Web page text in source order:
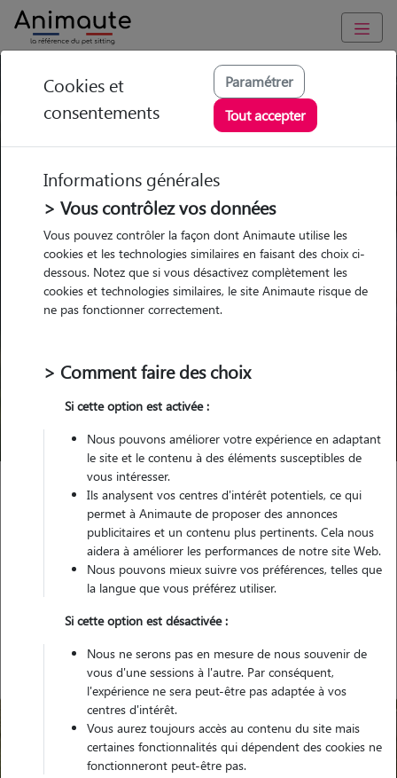
Trouvez votre gardien idéal !
Garde
chez le Pet Sitter
Garde
chez le Pet Sitter Visites
Visites
Pour quel animal ?
Trouver mon Pet Sitter
Garde animaux France
Pays-de-la-Loire
Loire-Atlantique
Basse-Goulaine
Nos gardiens à Basse-Goulaine
Cookies et
consentements
Paramétrer
Tout accepter
Informations générales
> Vous contrôlez vos données
Vous pouvez contrôler la façon dont Animaute utilise les
cookies et les technologies similaires en faisant des choix ci-
dessous. Notez que si vous désactivez complètement les
cookies et technologies similaires, le site Animaute risque de
ne pas fonctionner correctement.
> Comment faire des choix
Si cette option est activée :
Nous pouvons améliorer votre expérience en adaptant
le site et le contenu à des éléments susceptibles de
vous intéresser.
Ils analysent vos centres d'intérêt potentiels, ce qui
permet à Animaute de proposer des annonces
publicitaires et un contenu plus pertinents. Cela nous
aidera à améliorer les performances de notre site Web.
Nous pouvons mieux suivre vos préférences, telles que
la langue que vous préférez utiliser.
Si cette option est désactivée :
Nous ne serons pas en mesure de nous souvenir de
vous d'une sessions à l'autre. Par conséquent,
l'expérience ne sera peut-être pas adaptée à vos
centres d'intérêt.
Vous aurez toujours accès au contenu du site mais
certaines fonctionnalités qui dépendent des cookies ne
fonctionneront peut-être pas.